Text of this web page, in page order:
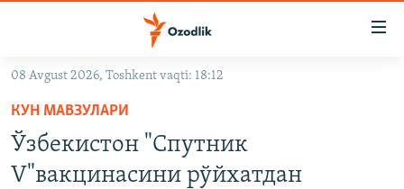
Асосий
навигацияга
ўтинг
Қидиришга
OZODVIDEO
OZODARXIV
08 Avgust 2026, Toshkent vaqti: 18:12
КУН МАВЗУЛАРИ
Ўзбекистон "Спутник
V"вакцинасини рўйхатдан